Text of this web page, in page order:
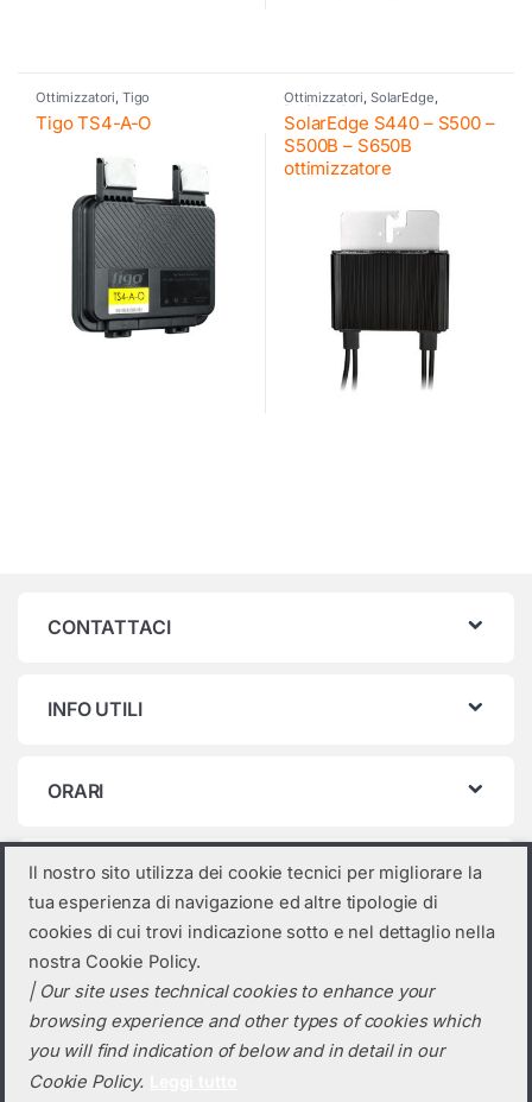
Ottimizzatori, Tigo
Tigo TS4-A-O
Ottimizzatori, SolarEdge,
Residenziale
SolarEdge S440 – S500 –
S500B – S650B
ottimizzatore
CONTATTACI
INFO UTILI
ORARI
Categorie prodotto
×
Commerciale
Il nostro sito utilizza dei cookie tecnici per migliorare la
tua esperienza di navigazione ed altre tipologie di
cookies di cui trovi indicazione sotto e nel dettaglio nella
nostra Cookie Policy.
| Our site uses technical cookies to enhance your
browsing experience and other types of cookies which
you will find indication of below and in detail in our
Cookie Policy.